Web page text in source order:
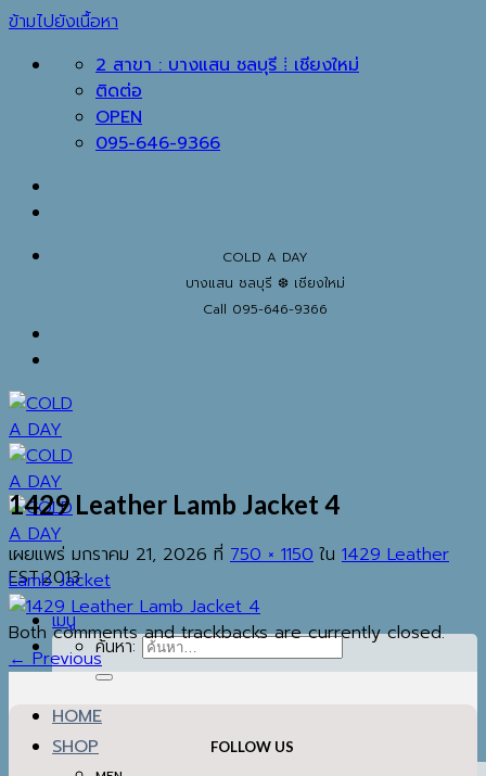
ข้ามไปยังเนื้อหา
2 สาขา : บางแสน ชลบุรี ⁞ เชียงใหม่
ติดต่อ
OPEN
095-646-9366
COLD A DAY
บางแสน ชลบุรี ❆ เชียงใหม่
Call 095-646-9366
EST.2013
เมนู
ค้นหา:
HOME
SHOP
1429 Leather Lamb Jacket 4
เผยแพร่ มกราคม 21, 2026 ที่ 750 × 1150 ใน 1429 Leather
Lamb Jacket
Both comments and trackbacks are currently closed.
←Previous
FOLLOW US